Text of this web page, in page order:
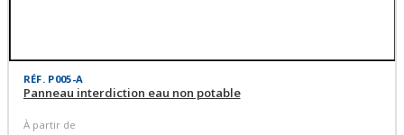
RÉF. P005-A
Panneau interdiction eau non potable
À partir de